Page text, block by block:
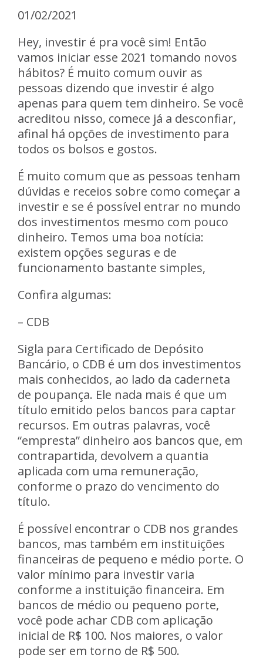
01/02/2021
Hey, investir é pra você sim! Então
vamos iniciar esse 2021 tomando novos
hábitos? É muito comum ouvir as
pessoas dizendo que investir é algo
apenas para quem tem dinheiro. Se você
acreditou nisso, comece já a desconfiar,
afinal há opções de investimento para
todos os bolsos e gostos.
É muito comum que as pessoas tenham
dúvidas e receios sobre como começar a
investir e se é possível entrar no mundo
dos investimentos mesmo com pouco
dinheiro. Temos uma boa notícia:
existem opções seguras e de
funcionamento bastante simples,
Confira algumas:
– CDB
Sigla para Certificado de Depósito
Bancário, o CDB é um dos investimentos
mais conhecidos, ao lado da caderneta
de poupança. Ele nada mais é que um
título emitido pelos bancos para captar
recursos. Em outras palavras, você
“empresta” dinheiro aos bancos que, em
contrapartida, devolvem a quantia
aplicada com uma remuneração,
conforme o prazo do vencimento do
título.
É possível encontrar o CDB nos grandes
bancos, mas também em instituições
financeiras de pequeno e médio porte. O
valor mínimo para investir varia
conforme a instituição financeira. Em
bancos de médio ou pequeno porte,
você pode achar CDB com aplicação
inicial de R$ 100. Nos maiores, o valor
pode ser em torno de R$ 500.